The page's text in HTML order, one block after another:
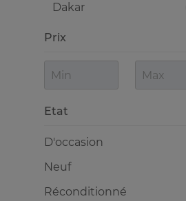
Dakar
Prix
Etat
D'occasion
Neuf
Réconditionné